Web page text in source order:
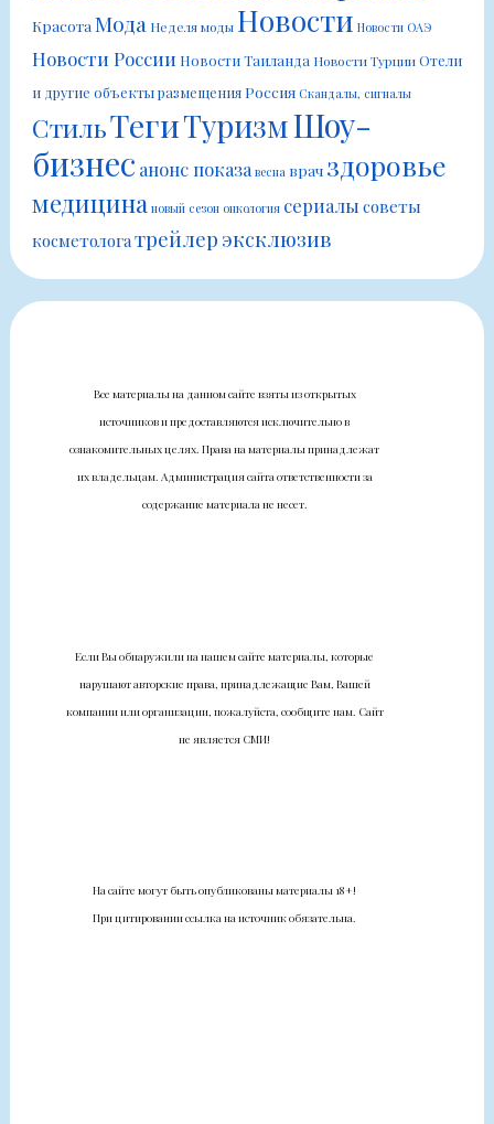
Красота Мода Неделя моды Новости Новости ОАЭ
Новости России Новости Таиланда Новости ТурцииОтели
и другие объекты размещенияРоссия Скандалы, сигналы
СтильТегиТуризмШоу-
бизнес анонс показа весна врач здоровье
медицина новый сезон онкология сериалы советы
косметологатрейлер эксклюзив
Все материалы на данном сайте взяты из открытых
источников и предоставляются исключительно в
ознакомительных целях. Права на материалы принадлежат
их владельцам. Администрация сайта ответственности за
содержание материала не несет.
Если Вы обнаружили на нашем сайте материалы, которые
нарушают авторские права, принадлежащие Вам, Вашей
компании или организации, пожалуйста, сообщите нам. Сайт
не является СМИ!
На сайте могут быть опубликованы материалы 18+!
При цитировании ссылка на источник обязательна.